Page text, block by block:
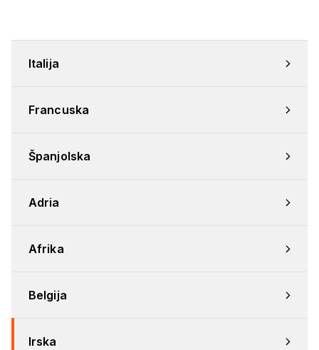
Italija
Francuska
Španjolska
Adria
Afrika
Belgija
Irska